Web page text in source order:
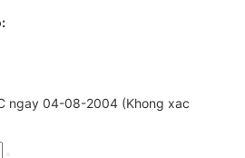
ngay 04-08-2004 (Khong xac